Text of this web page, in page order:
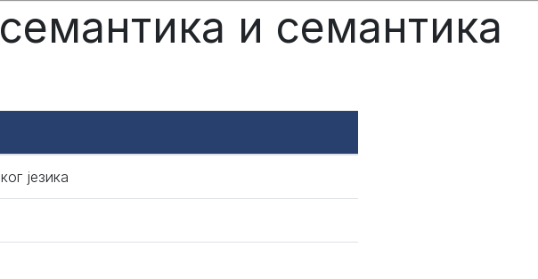
и семантика
језика